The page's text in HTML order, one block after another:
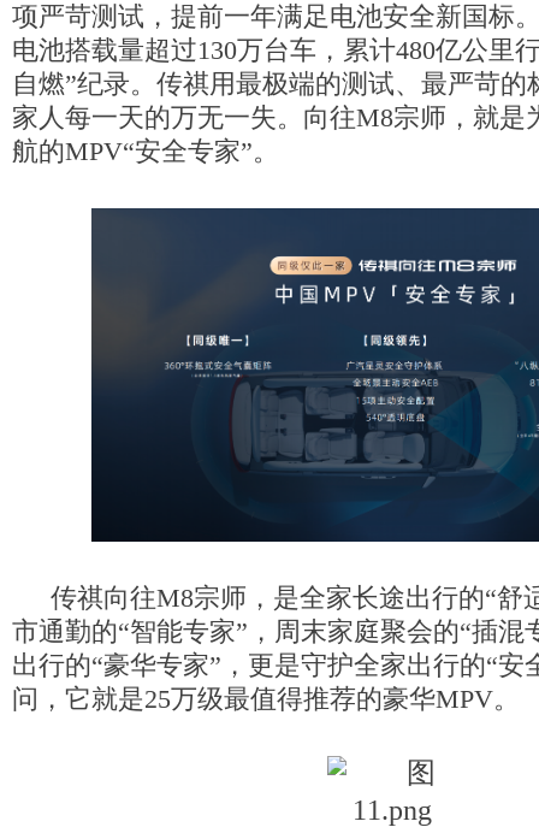
项严苛测试，提前一年满足电池安全新国标
电池搭载量超过130万台车，累计480亿公里
自燃”纪录。传祺用最极端的测试、最严苛的
家人每一天的万无一失。向往M8宗师，就是
航的MPV“安全专家”。
传祺向往M8宗师，是全家长途出行的“舒
市通勤的“智能专家”，周末家庭聚会的“插混
出行的“豪华专家”，更是守护全家出行的“安
问，它就是25万级最值得推荐的豪华MPV。